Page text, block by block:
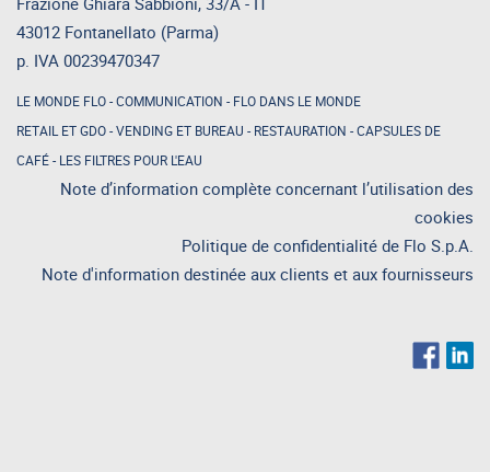
Frazione Ghiara Sabbioni, 33/A - IT
43012 Fontanellato (Parma)
p. IVA 00239470347
LE MONDE FLO-COMMUNICATION - FLO DANS LE MONDE
RETAIL ET GDO-VENDING ET BUREAU - RESTAURATION -CAPSULES DE
CAFÉ- LES FILTRES POUR L'EAU
Note d’information complète concernant l’utilisation des
cookies
Politique de confidentialité de Flo S.p.A.
Note d'information destinée aux clients et aux fournisseurs